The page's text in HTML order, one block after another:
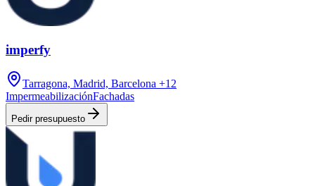
imperfy
Tarragona, Madrid, Barcelona +12
ImpermeabilizaciónFachadas
Pedir presupuesto